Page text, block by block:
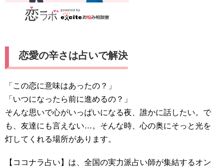
恋愛の辛さは占いで解決
「この恋に意味はあったの？」
「いつになったら前に進めるの？」
そんな思いで心がいっぱいになる夜、誰かに話したい。で
も、友達にも言えない…。そんな時、心の奥にそっと光を
灯してくれる場所があります。
【ココナラ占い】は、全国の実力派占い師が集結するオン